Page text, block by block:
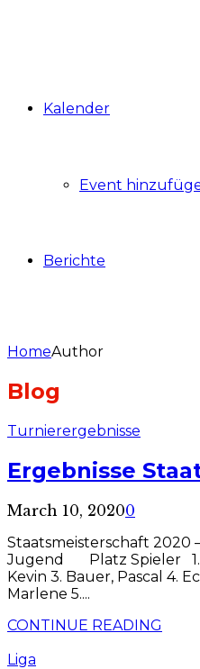
Kalender
Event
Berichte
HomeAuthor
Blog
Turnierergebnisse
Ergebnisse
March 10, 20200
Staatsmeisterschaft 2020
Jugend Platz Spieler 1.
Kevin 3. Bauer, Pascal 4.
Marlene 5....
CONTINUE READING
Liga